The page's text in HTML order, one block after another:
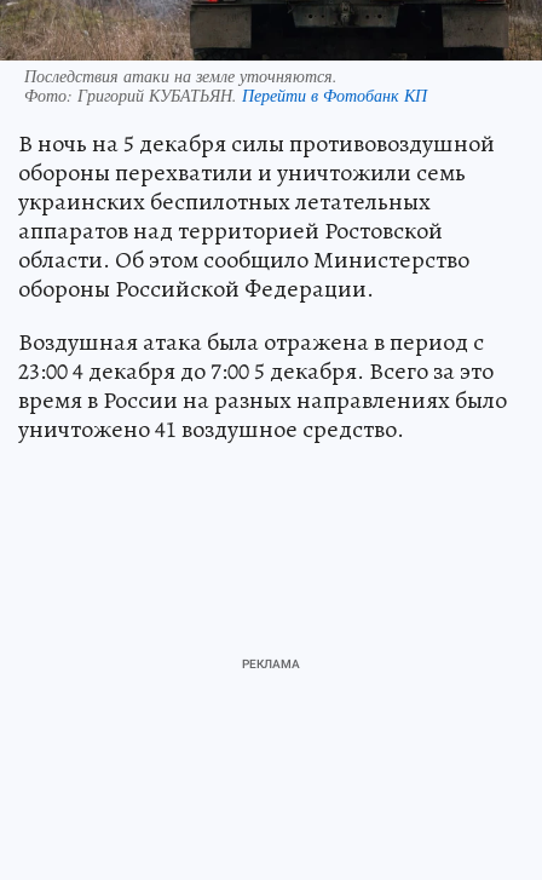
Последствия атаки на земле уточняются.
Фото: Григорий КУБАТЬЯН. Перейти в Фотобанк КП
В ночь на 5 декабря силы противовоздушной
обороны перехватили и уничтожили семь
украинских беспилотных летательных
аппаратов над территорией Ростовской
области. Об этом сообщило Министерство
обороны Российской Федерации.
Воздушная атака была отражена в период с
23:00 4 декабря до 7:00 5 декабря. Всего за это
время в России на разных направлениях было
уничтожено 41 воздушное средство.